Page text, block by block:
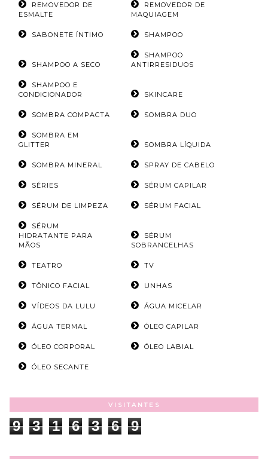
REMOVEDOR DE
ESMALTE
REMOVEDOR DE
MAQUIAGEM
SABONETE ÍNTIMO SHAMPOO
SHAMPOO A SECO
SHAMPOO
ANTIRRESIDUOS
SHAMPOO E
CONDICIONADOR
SKINCARE
SOMBRA COMPACTA SOMBRA DUO
SOMBRA EM
GLITTER
SOMBRA LÍQUIDA
SOMBRA MINERAL SPRAY DE CABELO
SÉRIES SÉRUM CAPILAR
SÉRUM DE LIMPEZA SÉRUM FACIAL
SÉRUM
HIDRATANTE PARA
MÃOS
SÉRUM
SOBRANCELHAS
TEATRO TV
TÔNICO FACIAL UNHAS
VÍDEOS DA LULU ÁGUA MICELAR
ÁGUA TERMAL ÓLEO CAPILAR
ÓLEO CORPORAL ÓLEO LABIAL
ÓLEO SECANTE
VISITANTES
9 3 1 6 3 6 9